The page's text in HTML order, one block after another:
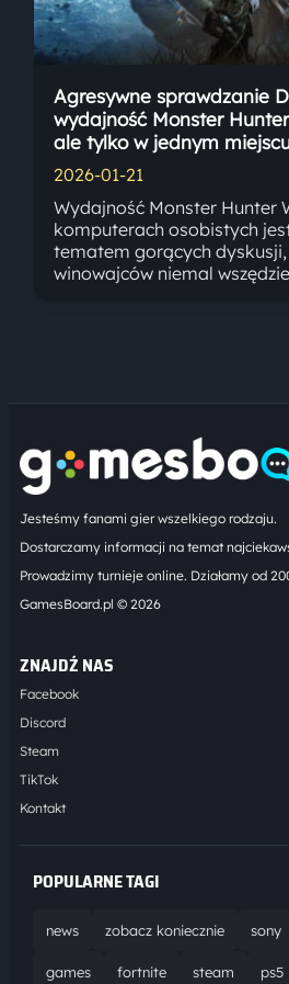
Agresywne sprawdzanie
wydajność Monster
ale tylko w jednym
2026-01-21
Wydajność Monster Hunter
komputerach osobistych
tematem gorących
winowajców niemal
Jesteśmy fanami gier wszelkiego rodzaju.
Dostarczamy informacji na temat
Prowadzimy turnieje online. Działamy od
GamesBoard.pl © 2026
ZNAJDŹ NAS
Facebook
Discord
Steam
TikTok
Kontakt
POPULARNE TAGI
news zobacz koniecznie sony
games fortnite steam ps5